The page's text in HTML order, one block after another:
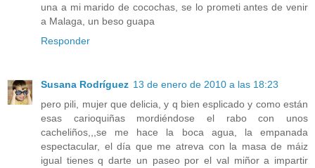
una a mi marido de cocochas, se lo prometi antes de venir
a Malaga, un beso guapa
Responder
Susana Rodríguez 13 de enero de 2010 a las 18:23
pero pili, mujer que delicia, y q bien esplicado y como están
esas carioquiñas mordiéndose el rabo con unos
cacheliños,,,se me hace la boca agua, la empanada
espectacular, el día que me atreva con la masa de máiz
igual tienes q darte un paseo por el val miñor a impartir